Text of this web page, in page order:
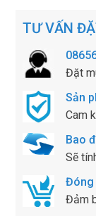
TƯ VẤN
Đặt
Sản
Cam
Bao
Sẽ
Đóng
Đảm